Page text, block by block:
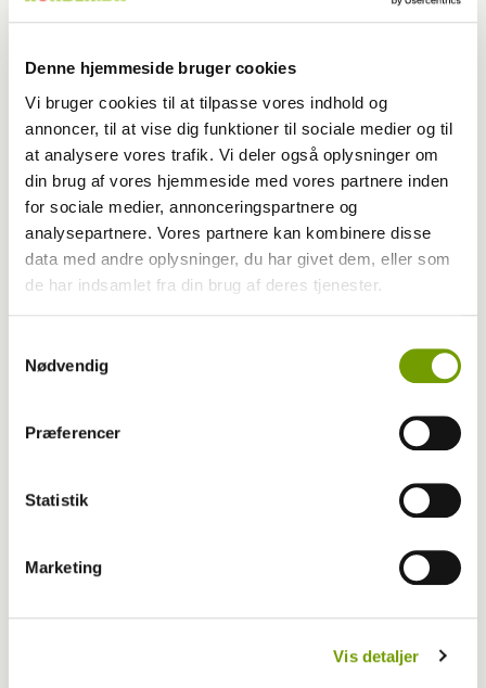
Denne hjemmeside bruger cookies
Vi bruger cookies til at tilpasse vores indhold og
annoncer, til at vise dig funktioner til sociale medier og til
at analysere vores trafik. Vi deler også oplysninger om
din brug af vores hjemmeside med vores partnere inden
for sociale medier, annonceringspartnere og
analysepartnere. Vores partnere kan kombinere disse
data med andre oplysninger, du har givet dem, eller som
de har indsamlet fra din brug af deres tjenester.
Nødvendig
Præferencer
Statistik
Marketing
Vis detaljer
Bronze-høst ved VM i agility